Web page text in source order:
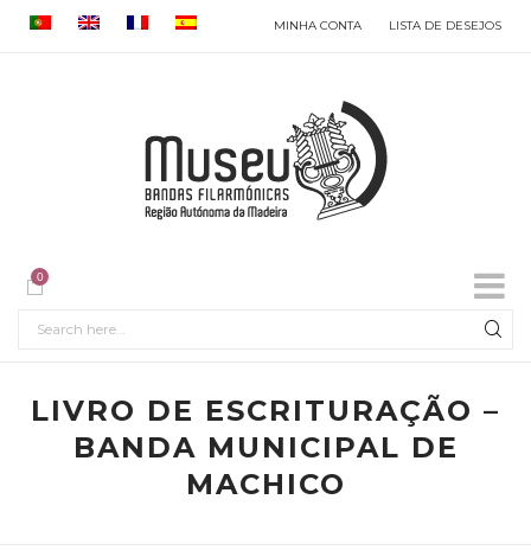
MINHA CONTA LISTA DE DESEJOS
0
LIVRO DE ESCRITURAÇÃO –
BANDA MUNICIPAL DE
MACHICO